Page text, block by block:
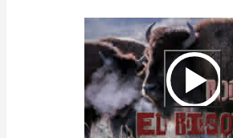
Video
Url